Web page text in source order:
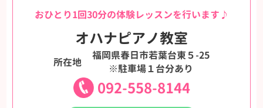
おひとり1回30分の体験レッスンを行います♪
オハナピアノ教室
所在地
福岡県春日市若葉台東５-25
※駐車場１台分あり
092-558-8144